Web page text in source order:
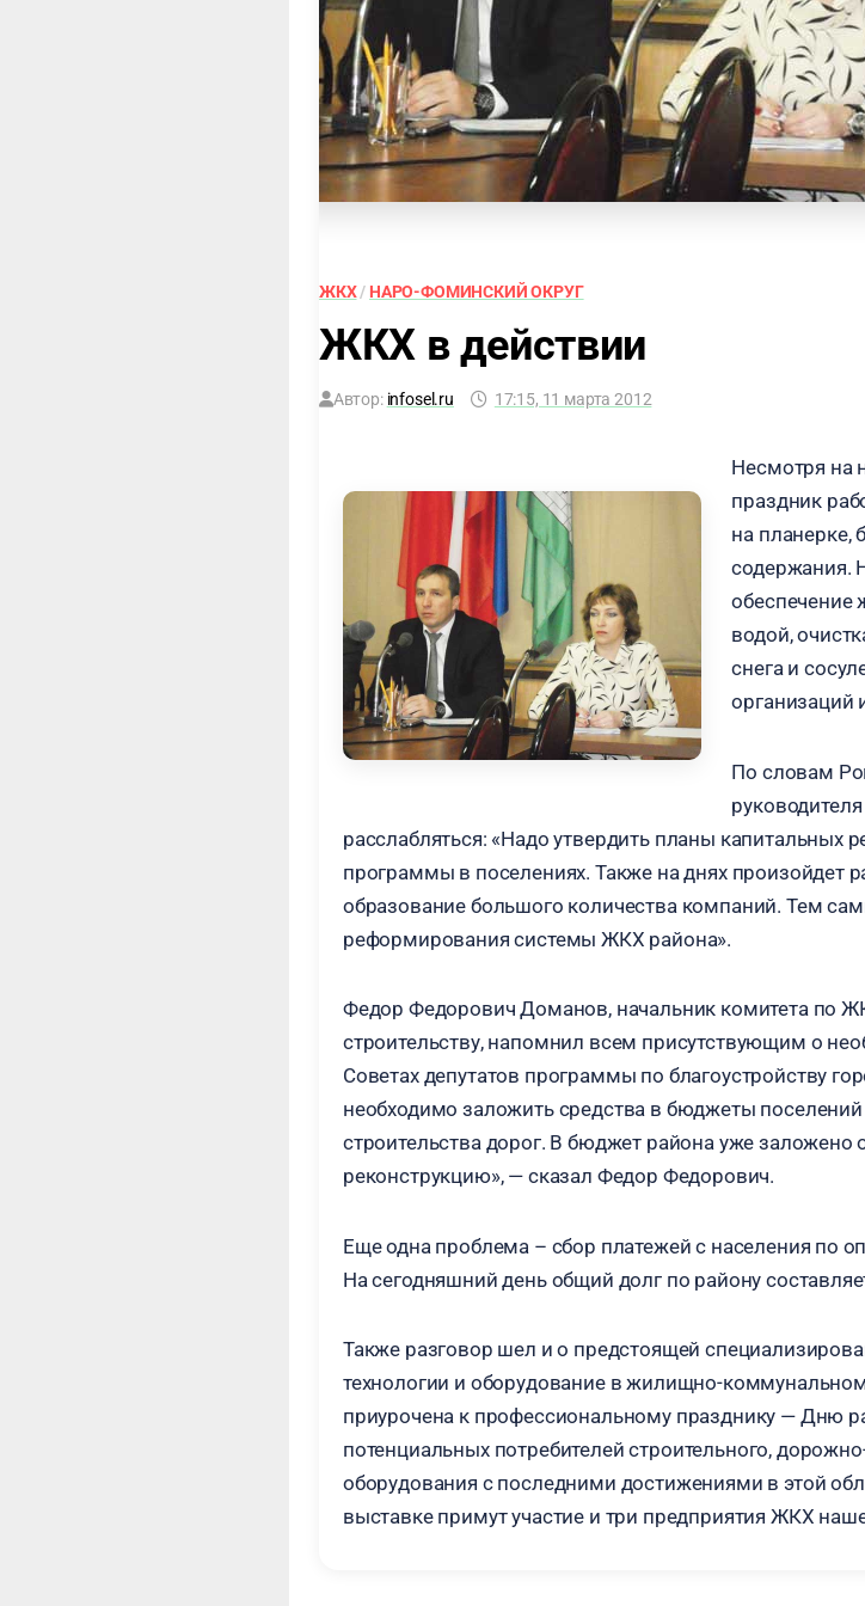
ЖКХ/ НАРО-ФОМИНСКИЙ ОКРУГ
ЖКХ в действии
Автор: infosel.ru 17:15, 11 марта 2012
Несмотря на
праздник
на планерке,
содержания.
водой,
снега и
организаций
По словам
расслабляться: «Надо утвердить планы капитальных
программы в поселениях. Также на днях произойдет
образование большого количества компаний. Тем
реформирования системы ЖКХ района».
Федор Федорович Доманов, начальник комитета по
строительству, напомнил всем присутствующим о
Советах депутатов программы по благоустройству
необходимо заложить средства в бюджеты
строительства дорог. В бюджет района уже заложено
реконструкцию», — сказал Федор Федорович.
Еще одна проблема – сбор платежей с населения по
На сегодняшний день общий долг по району
Также разговор шел и о предстоящей
технологии и оборудование в жилищно-
приурочена к профессиональному празднику — Дню
потенциальных потребителей строительного,
оборудования с последними достижениями в этой
выставке примут участие и три предприятия ЖКХ